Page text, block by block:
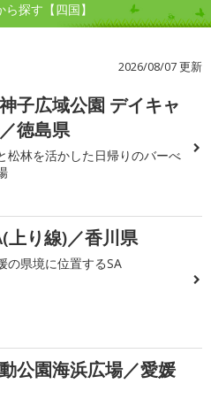
探す【四国】
2026/08/07 更新
子広域公園 デイキャ
徳島県
松林を活かした日帰りのバーべ
上り線)／香川県
の県境に位置するSA
公園海浜広場／愛媛